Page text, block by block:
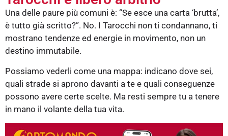
Una delle paure più comuni è: “Se esce una carta ‘brutta’,
è tutto già scritto?”. No. I Tarocchi non ti condannano, ti
mostrano tendenze ed energie in movimento, non un
destino immutabile.
Possiamo vederli come una mappa: indicano dove sei,
quali strade si aprono davanti a te e quali conseguenze
possono avere certe scelte. Ma resti sempre tu a tenere
in mano il volante della tua vita.